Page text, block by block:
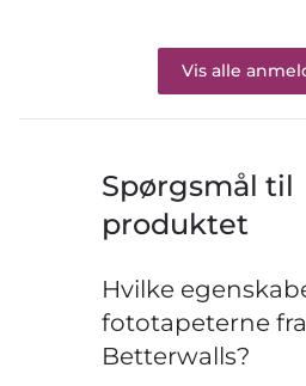
Vis alle
Spørgsmål til
produktet
Hvilke
fototapeterne fra
Betterwalls?